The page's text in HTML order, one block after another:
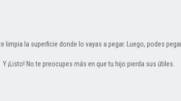
limpia la superficie donde lo vayas a pegar. Luego, podes
Y ¡Listo! No te preocupes más en que tu hijo pierda sus útiles.